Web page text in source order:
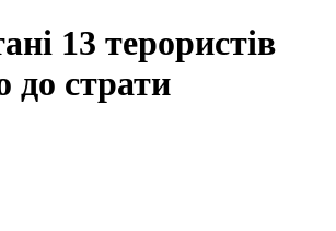
13 терористів
до страти